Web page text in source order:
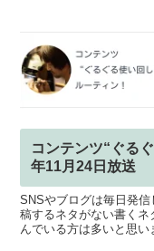
コンテンツ“ぐる
年11月24日放送
SNSやブログは毎日発
稿するネタがない書く
んでいる方は多いと思い